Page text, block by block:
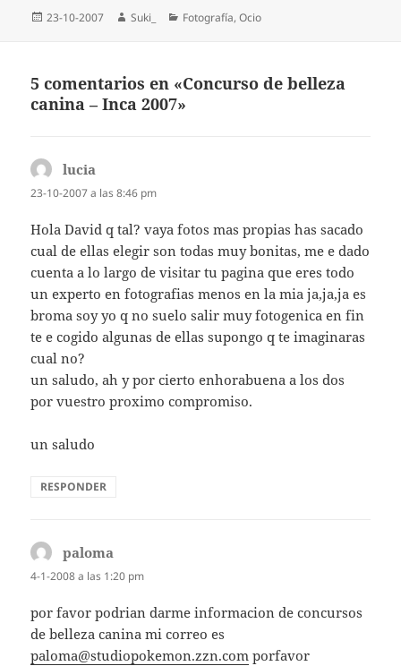
Publicado
23-10-2007 Autor
Suki_ Categorías
Fotografí­a,Ocio
5 comentarios en «Concurso de belleza
canina – Inca 2007»
lucia
23-10-2007 a las 8:46 pm
Hola David q tal? vaya fotos mas propias has sacado
cual de ellas elegir son todas muy bonitas, me e dado
cuenta a lo largo de visitar tu pagina que eres todo
un experto en fotografias menos en la mia ja,ja,ja es
broma soy yo q no suelo salir muy fotogenica en fin
te e cogido algunas de ellas supongo q te imaginaras
cual no?
un saludo, ah y por cierto enhorabuena a los dos
por vuestro proximo compromiso.
un saludo
RESPONDER
paloma
4-1-2008 a las 1:20 pm
por favor podrian darme informacion de concursos
de belleza canina mi correo es
paloma@studiopokemon.zzn.com porfavor